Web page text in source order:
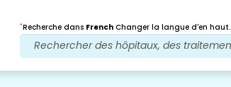
*Recherche dans French Changer la langue d'en haut.